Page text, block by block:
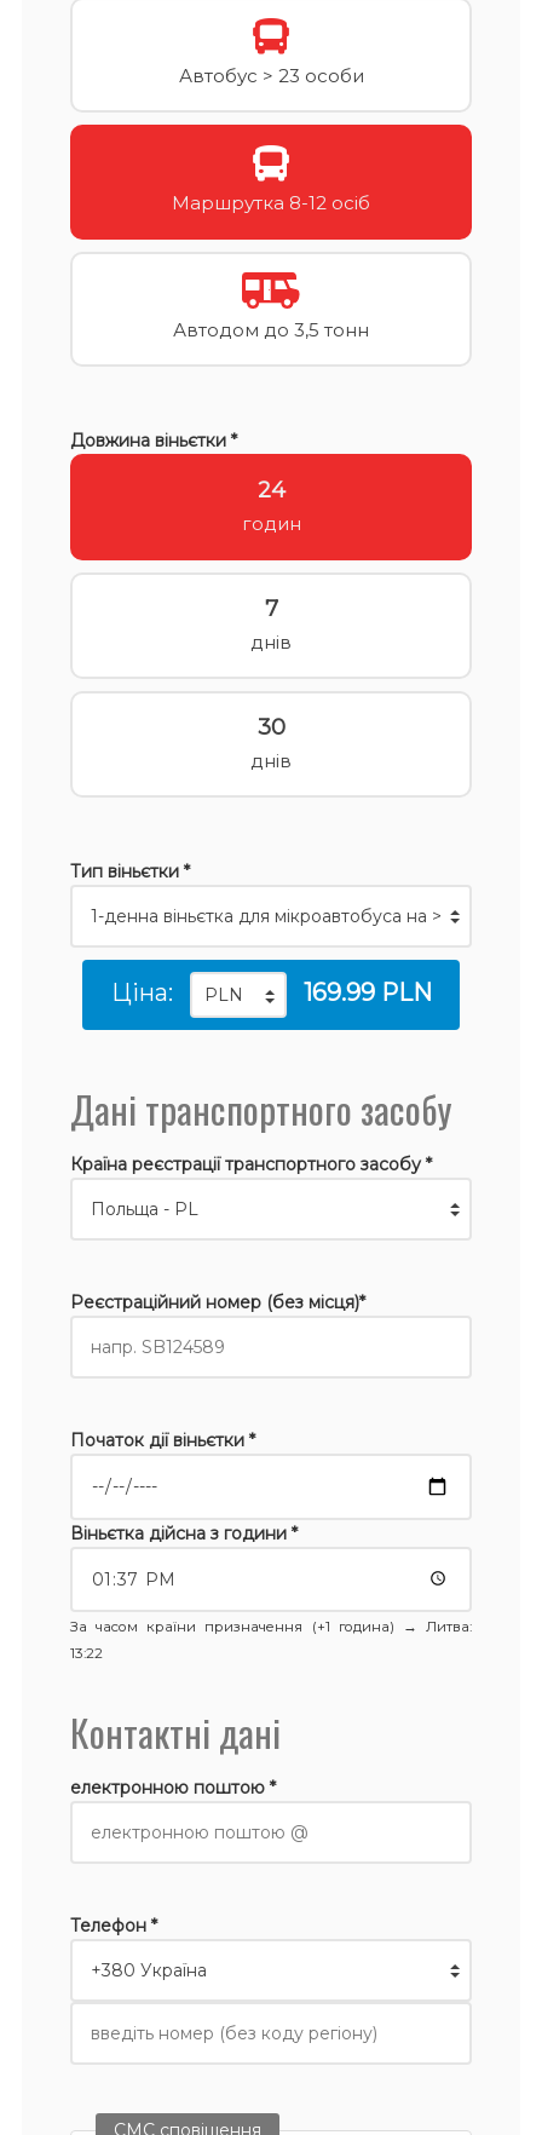
Автобус > 23 особи
Маршрутка 8-12 осіб
Автодом до 3,5 тонн
Довжина віньєтки *
24
годин
7
днів
30
днів
Тип віньєтки *
Ціна: 169.99 PLN
Дані транспортного засобу
Країна реєстрації транспортного засобу *
Реєстраційний номер (без місця)*
Початок дії віньєтки *
Віньєтка дійсна з години *
За часом країни призначення (+1 година) →Литва:
13:22
Контактні дані
електронною поштою *
Телефон *